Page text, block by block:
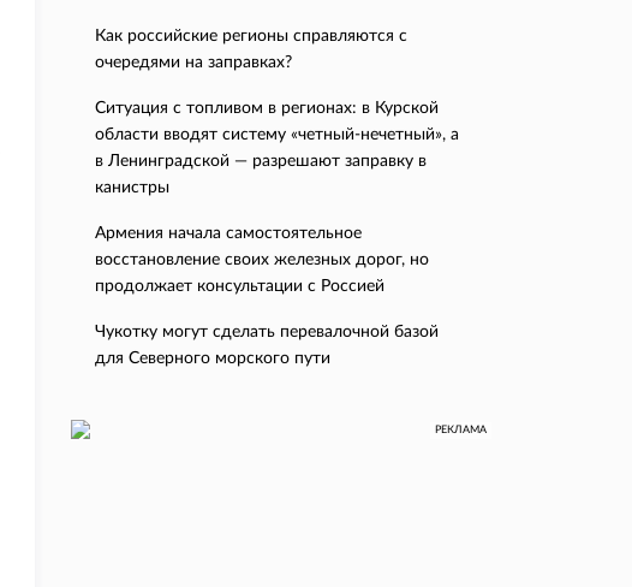
Как российские регионы справляются с
очередями на заправках?
Ситуация с топливом в регионах: в Курской
области вводят систему «четный-нечетный», а
в Ленинградской — разрешают заправку в
канистры
Армения начала самостоятельное
восстановление своих железных дорог, но
продолжает консультации с Россией
Чукотку могут сделать перевалочной базой
для Северного морского пути
РЕКЛАМА